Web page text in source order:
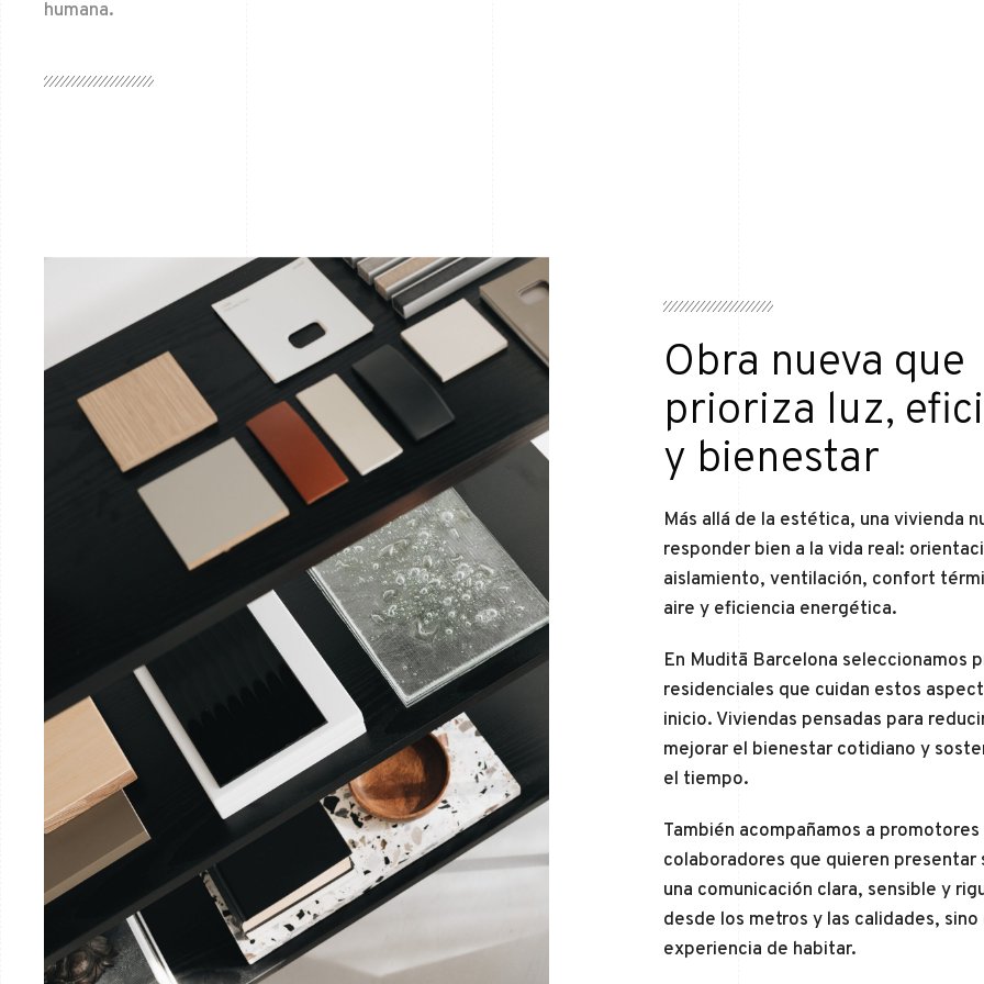
humana.
Obra nueva que
prioriza luz,
y bienestar
Más allá de la estética, una vivienda
responder bien a la vida real:
aislamiento, ventilación, confort
aire y eficiencia energética.
En Muditā Barcelona seleccionamos
residenciales que cuidan estos
inicio. Viviendas pensadas para
mejorar el bienestar cotidiano y
el tiempo.
También acompañamos a promotores
colaboradores que quieren presentar
una comunicación clara, sensible y
desde los metros y las calidades, sino
experiencia de habitar.